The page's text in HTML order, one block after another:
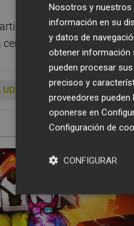
están agotadas
a los 24.000
UD PLAZA GRANOTA
Nosotros y nuestros
información en su
y datos de
obtener información
pueden procesar
precisos y
proveedores
oponerse en
Configuración de
CONFIGURAR